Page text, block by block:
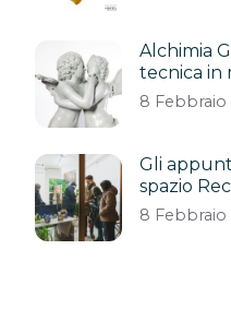
Alchimia
tecnica in
8 Febbraio
Gli
spazio
8 Febbraio